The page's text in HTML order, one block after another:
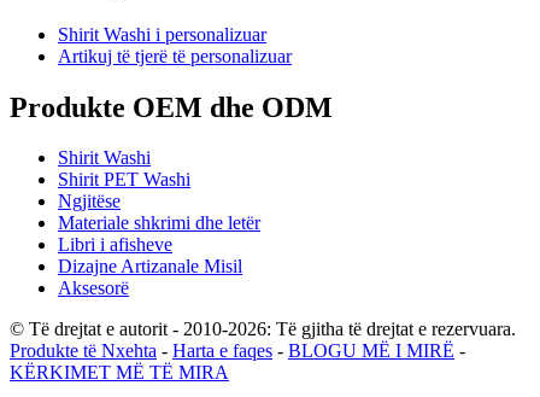
Shirit Washi i personalizuar
Artikuj të tjerë të personalizuar
Produkte OEM dhe ODM
Shirit Washi
Shirit PET Washi
Ngjitëse
Materiale shkrimi dhe letër
Libri i afisheve
Dizajne Artizanale Misil
Aksesorë
© Të drejtat e autorit - 2010-2026: Të gjitha të drejtat e rezervuara.
Produkte të Nxehta - Harta e faqes - BLOGU MË I MIRË -
KËRKIMET MË TË MIRA